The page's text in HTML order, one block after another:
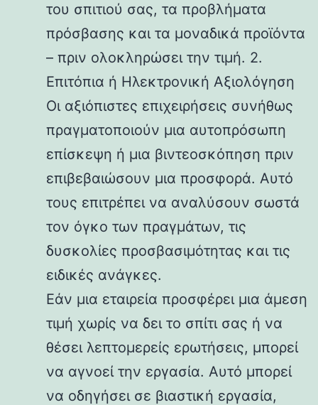
του σπιτιού σας, τα προβλήματα
πρόσβασης και τα μοναδικά προϊόντα
– πριν ολοκληρώσει την τιμή. 2.
Επιτόπια ή Ηλεκτρονική Αξιολόγηση
Οι αξιόπιστες επιχειρήσεις συνήθως
πραγματοποιούν μια αυτοπρόσωπη
επίσκεψη ή μια βιντεοσκόπηση πριν
επιβεβαιώσουν μια προσφορά. Αυτό
τους επιτρέπει να αναλύσουν σωστά
τον όγκο των πραγμάτων, τις
δυσκολίες προσβασιμότητας και τις
ειδικές ανάγκες.
Εάν μια εταιρεία προσφέρει μια άμεση
τιμή χωρίς να δει το σπίτι σας ή να
θέσει λεπτομερείς ερωτήσεις, μπορεί
να αγνοεί την εργασία. Αυτό μπορεί
να οδηγήσει σε βιαστική εργασία,